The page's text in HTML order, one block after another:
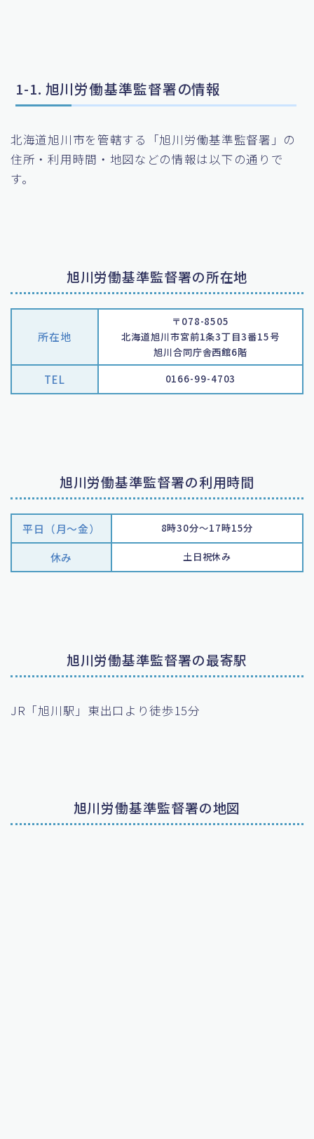
1-1. 旭川労働基準監督署の情報
北海道旭川市を管轄する「旭川労働基準監督署」の
住所・利用時間・地図などの情報は以下の通りで
す。
旭川労働基準監督署の所在地
所在地
〒078-8505
北海道旭川市宮前1条3丁目3番15号
旭川合同庁舎西館6階
TEL 0166-99-4703
旭川労働基準監督署の利用時間
平日（月〜金） 8時30分～17時15分
休み 土日祝休み
旭川労働基準監督署の最寄駅
JR「旭川駅」東出口より徒歩15分
旭川労働基準監督署の地図